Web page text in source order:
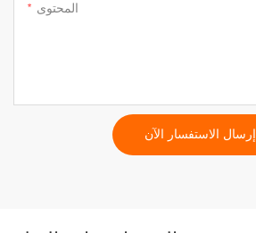
المحتوى
إرسال الاستفسار الآن